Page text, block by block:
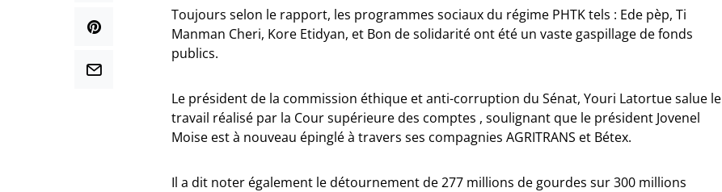
Toujours selon le rapport, les programmes sociaux du régime PHTK tels : Ede pèp, Ti
Manman Cheri, Kore Etidyan, et Bon de solidarité ont été un vaste gaspillage de fonds
publics.
Le président de la commission éthique et anti-corruption du Sénat, Youri Latortue salue le
travail réalisé par la Cour supérieure des comptes , soulignant que le président Jovenel
Moise est à nouveau épinglé à travers ses compagnies AGRITRANS et Bétex.
Il a dit noter également le détournement de 277 millions de gourdes sur 300 millions